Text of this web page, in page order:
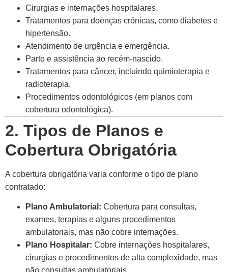
Cirurgias e internações hospitalares.
Tratamentos para doenças crônicas, como diabetes e
hipertensão.
Atendimento de urgência e emergência.
Parto e assistência ao recém-nascido.
Tratamentos para câncer, incluindo quimioterapia e
radioterapia.
Procedimentos odontológicos (em planos com
cobertura odontológica).
2. Tipos de Planos e
Cobertura Obrigatória
A cobertura obrigatória varia conforme o tipo de plano
contratado:
Plano Ambulatorial: Cobertura para consultas,
exames, terapias e alguns procedimentos
ambulatoriais, mas não cobre internações.
Plano Hospitalar: Cobre internações hospitalares,
cirurgias e procedimentos de alta complexidade, mas
não consultas ambulatoriais.